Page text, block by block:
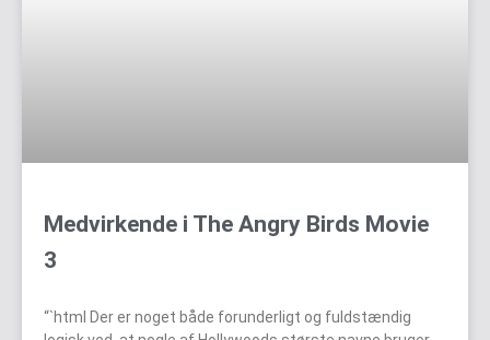
Medvirkende i The Angry Birds Movie
3
“`html Der er noget både forunderligt og fuldstændig